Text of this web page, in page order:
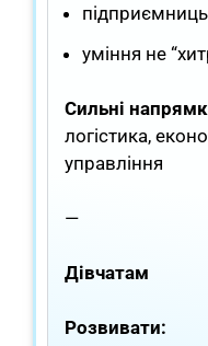
уміння не
Сильні
логістика,
управління
—
Дівчатам
Розвивати: